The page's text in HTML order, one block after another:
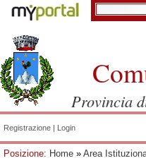
Posizione: Home » Area
Provincia
Registrazione | Login